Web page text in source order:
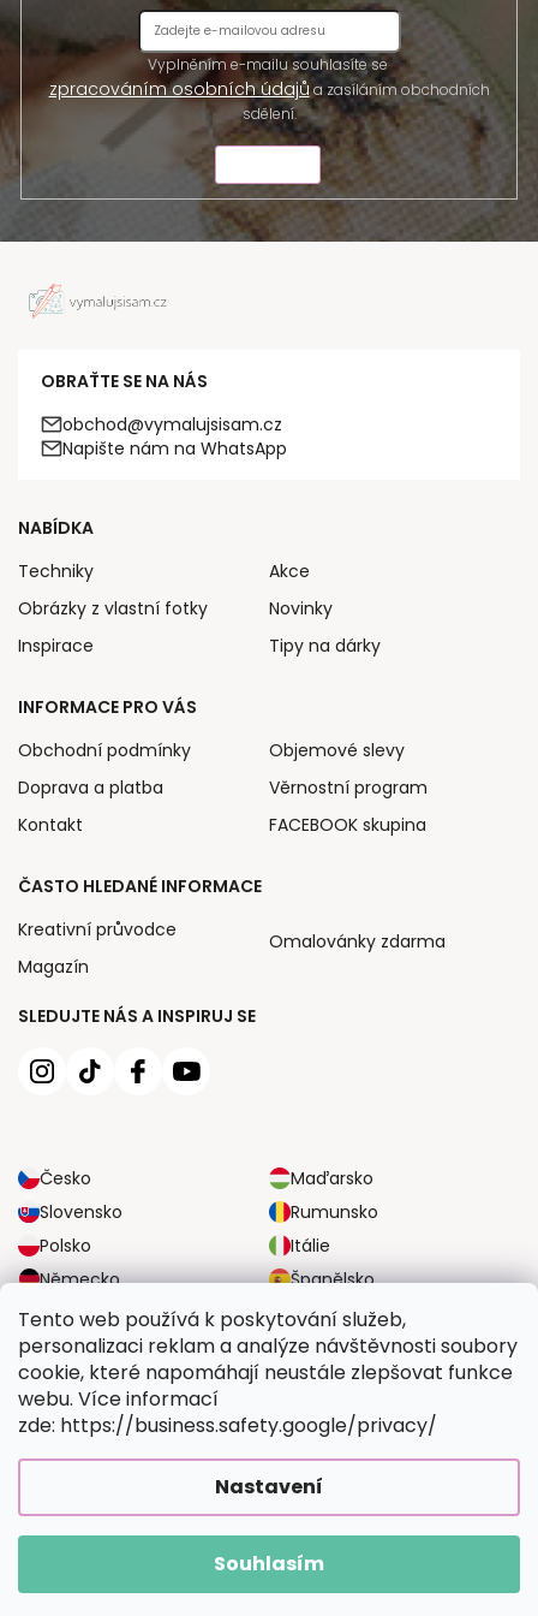
Tento web používá k poskytování služeb,
personalizaci reklam a analýze návštěvnosti soubory
cookie, které napomáhají neustále zlepšovat funkce
webu. Více informací
zde: https://business.safety.google/privacy/
Nastavení
Souhlasím
Vyplněním e-mailu souhlasíte se
zpracováním osobních údajůa zasíláním obchodních
sdělení.
OBRAŤTE SE NA NÁS
obchod@vymalujsisam.cz
Napište nám na WhatsApp
SLEDUJTE NÁS A INSPIRUJ SE
Česko
Maďarsko
Slovensko
Rumunsko
Polsko
Itálie
Německo
Španělsko
Velká Británie
Rakousko
NABÍDKA
Techniky
Obrázky z vlastní fotky
Inspirace
Akce
Novinky
Tipy na dárky
INFORMACE PRO VÁS
Obchodní podmínky
Doprava a platba
Kontakt
Objemové slevy
Věrnostní program
FACEBOOK skupina
ČASTO HLEDANÉ INFORMACE
Kreativní průvodce
Magazín
Omalovánky zdarma
SPOLEHLIVÉ MOŽNOSTI DOPRAVY
BEZPEČNÉ MOŽNOSTI PLATBY
Vytvořil Shoptet Premium|UpraviloFV STUDIO
Vymalujsisam.cz. Všechna práva vyhrazena.